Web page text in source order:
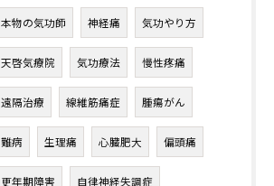
本物の気功師 神経痛 気功やり方
天啓気療院 気功療法 慢性疼痛
遠隔治療 線維筋痛症 腫瘍がん
難病 生理痛 心臓肥大 偏頭痛
更年期障害 自律神経失調症